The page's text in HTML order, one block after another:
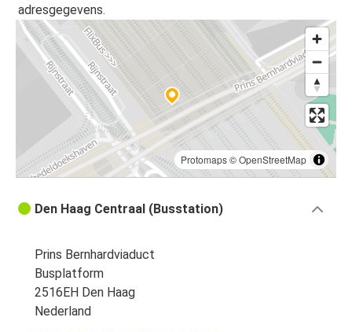
adresgegevens.
Protomaps©OpenStreetMap
Den Haag Centraal (Busstation)
Prins Bernhardviaduct
Busplatform
2516EH Den Haag
Nederland